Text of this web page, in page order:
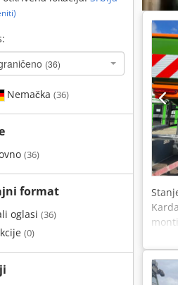
(36)
Nemačka (36)
(36)
format
oglasi (36)
(0)